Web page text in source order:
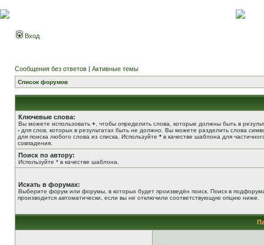
Вход
Сообщения без ответов | Активные темы
Список форумов
Ключевые слова:
Вы можете использовать + , чтобы определить слова, которые должны быть в
- для слов, которых в результатах быть не должно. Вы можете разделить слова
для поиска любого слова из списка. Используйте * в качестве шаблона для
совпадения.
Поиск по автору:
Используйте * в качестве шаблона.
Искать в форумах:
Выберите форум или форумы, в которых будет произведён поиск. Поиск в
производится автоматически, если вы не отключили соответствующую опцию ниже.